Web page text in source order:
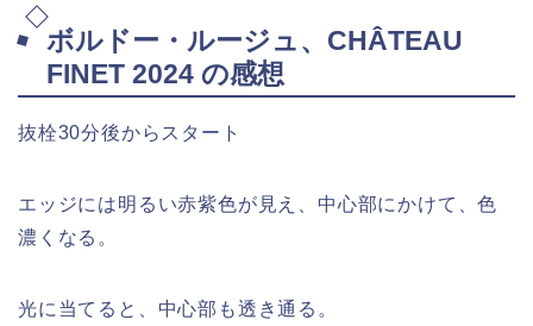
ボルドー・ルージュ、CHÂTEAU
FINET 2024 の感想
抜栓30分後からスタート
エッジには明るい赤紫色が見え、中心部にかけて、色
濃くなる。
光に当てると、中心部も透き通る。